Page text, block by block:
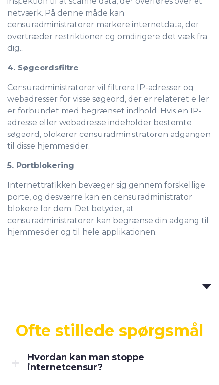
netværk. På denne måde kan
censuradministratorer markere internetdata, der
overtræder restriktioner og omdirigere det væk fra
dig...
4. Søgeordsfiltre
Censuradministratorer vil filtrere IP-adresser og
webadresser for visse søgeord, der er relateret eller
er forbundet med begrænset indhold. Hvis en IP-
adresse eller webadresse indeholder bestemte
søgeord, blokerer censuradministratoren adgangen
til disse hjemmesider.
5. Portblokering
Internettrafikken bevæger sig gennem forskellige
porte, og desværre kan en censuradministrator
blokere for dem. Det betyder, at
censuradministratorer kan begrænse din adgang til
hjemmesider og til hele applikationen.
Ofte stillede spørgsmål
Hvordan kan man stoppe
internetcensur?